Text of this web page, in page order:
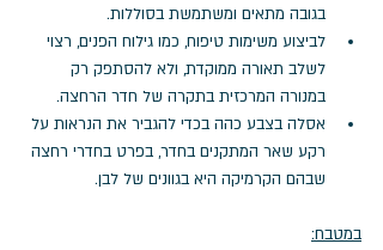
בגובה מתאים ומשתמשת בסוללות.
לביצוע משימות טיפוח, כמו גילוח הפנים, רצוי
לשלב תאורה ממוקדת, ולא להסתפק רק
במנורה המרכזית בתקרה של חדר הרחצה.
אסלה בצבע כהה בכדי להגביר את הנראות על
רקע שאר המתקנים בחדר, בפרט בחדרי רחצה
שבהם הקרמיקה היא בגוונים של לבן.
במטבח: